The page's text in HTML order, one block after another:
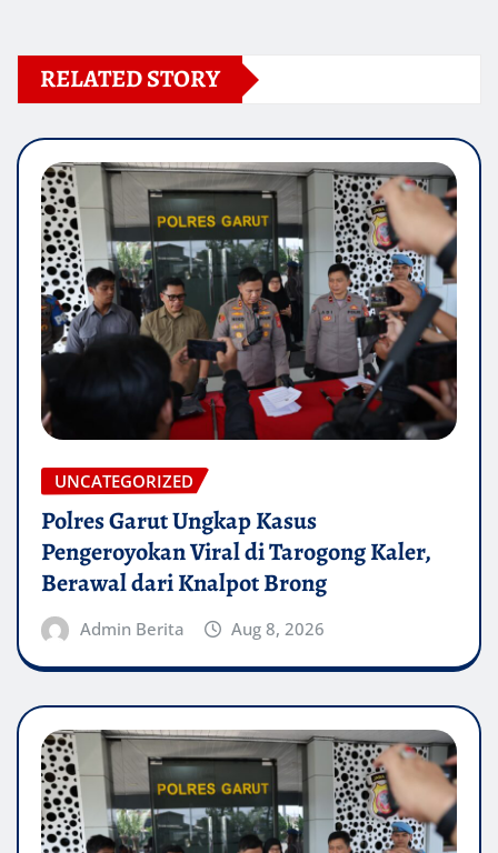
RELATED STORY
UNCATEGORIZED
Polres Garut Ungkap Kasus
Pengeroyokan Viral di Tarogong Kaler,
Berawal dari Knalpot Brong
Admin Berita Aug 8, 2026